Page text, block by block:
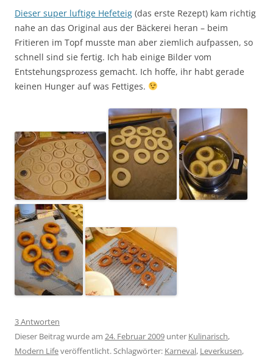
Dieser super luftige Hefeteig (das erste Rezept) kam richtig
nahe an das Original aus der Bäckerei heran – beim
Fritieren im Topf musste man aber ziemlich aufpassen, so
schnell sind sie fertig. Ich hab einige Bilder vom
Entstehungsprozess gemacht. Ich hoffe, ihr habt gerade
keinen Hunger auf was Fettiges.
3 Antworten
Dieser Beitrag wurde am 24. Februar 2009 unter Kulinarisch,
Modern Lifeveröffentlicht. Schlagwörter: Karneval, Leverkusen,